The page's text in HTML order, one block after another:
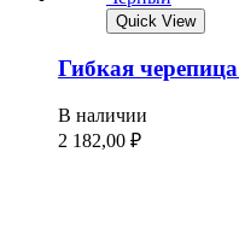
Quick View
Гибкая
В наличии
2 182,00 ₽